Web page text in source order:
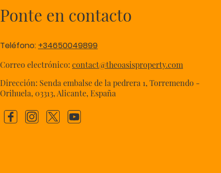
Ponte en contacto
Teléfono: +34650049899
Correo electrónico: contact@theoasisproperty.com
Dirección: Senda embalse de la pedrera 1, Torremendo -
Orihuela, 03313, Alicante, España